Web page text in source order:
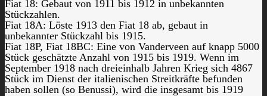
Fiat 18: Gebaut von 1911 bis 1912 in unbekannten
Stückzahlen.
Fiat 18A: Löste 1913 den Fiat 18 ab, gebaut in
unbekannter Stückzahl bis 1915.
Fiat 18P, Fiat 18BC: Eine von Vanderveen auf knapp 5000
Stück geschätzte Anzahl von 1915 bis 1919. Wenn im
September 1918 nach dreieinhalb Jahren Krieg sich 4867
Stück im Dienst der italienischen Streitkräfte befunden
haben sollen (so Benussi), wird die insgesamt bis 1919